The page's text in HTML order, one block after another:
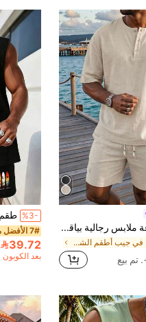
2 قطعة/مجموعة ملابس رجالية بياقة هينلي بلون المشمش وملمس الكتان الاصطناعي بأكمام قصيرة، مجموعة رجالية، قصة فضفاضة وكاجوال، شورت رجالي + قميص بولو كاجوال مجموعة من قطعتين، أسلوب عطلة، قابل للغسل في الغسالة، ملابس رجالية كاجوال لعطلة الصيف والشاطئ، المقاس كبير، يمكن طلب مقاس أصغر، ملابس منتجع
في جيب أطقم الشاطئ للرجال
%3-
7# الأفضل مبيعا
39.72
بعد الكوبون